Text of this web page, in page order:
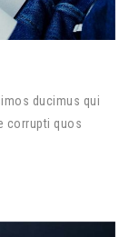
ducimus qui
corrupti quos